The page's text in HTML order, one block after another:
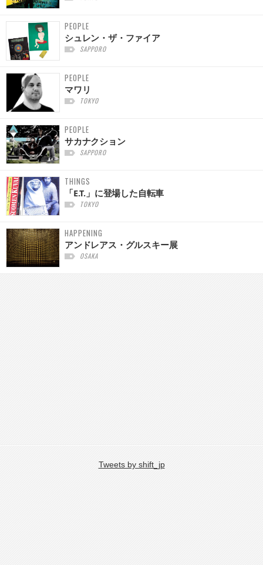
PEOPLE
シュレン・ザ・ファイア
SAPPORO
PEOPLE
マワリ
TOKYO
PEOPLE
サカナクション
SAPPORO
THINGS
「E.T.」に登場した自転車
TOKYO
HAPPENING
アンドレアス・グルスキー展
OSAKA
Tweets by shift_jp